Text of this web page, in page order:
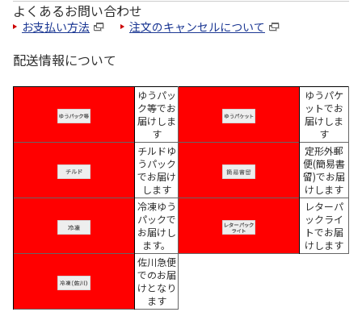
よくあるお問い合わせ
お支払い方法 注文のキャンセルについて
配送情報について
ゆうパッ
ク等でお
届けしま
す
ゆうパケ
ットでお
届けしま
す
チルドゆ
うパック
でお届け
します
定形外郵
便(簡易書
留)でお届
けします
冷凍ゆう
パックで
お届けし
ます。
レターパ
ックライ
トでお届
けします
佐川急便
でのお届
けとなり
ます